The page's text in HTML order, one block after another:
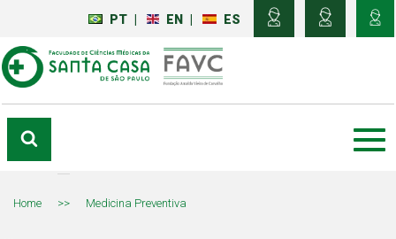
PT EN ES
Home >> Medicina Preventiva